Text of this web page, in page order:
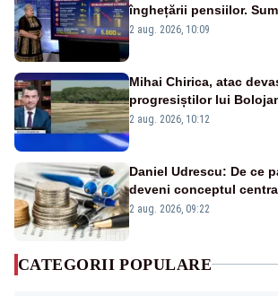
înghețării pensiilor.
pierdute de fiecare român
2 aug. 2026, 10:09
Mihai Chirica, atac
progresiștilor lui
protejăm și natura, dar
2 aug. 2026, 10:12
Daniel Udrescu: De ce
deveni conceptul
viitoare?
2 aug. 2026, 09:22
CATEGORII POPULARE